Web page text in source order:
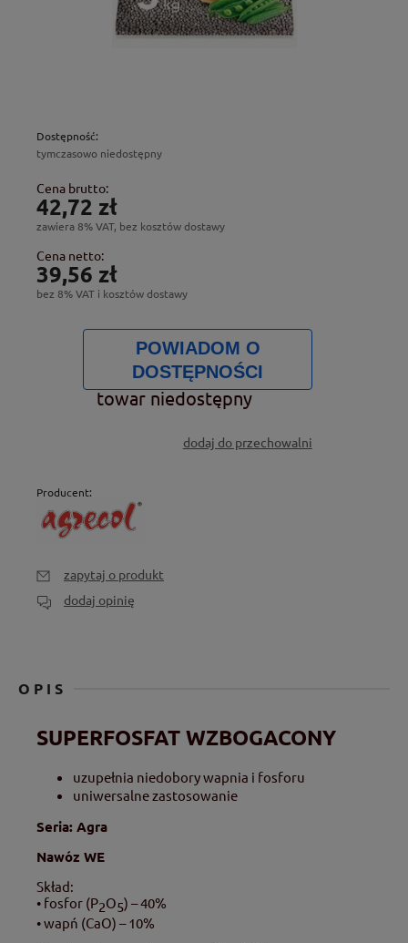
Dostępność:
tymczasowo niedostępny
Cena brutto:
42,72 zł
zawiera 8% VAT, bez kosztów dostawy
Cena netto:
39,56 zł
bez 8% VAT i kosztów dostawy
POWIADOM O
DOSTĘPNOŚCI
towar niedostępny
dodaj do przechowalni
Producent:
zapytaj o produkt
dodaj opinię
OPIS
SUPERFOSFAT WZBOGACONY
uzupełnia niedobory wapnia i fosforu
uniwersalne zastosowanie
Seria: Agra
Nawóz WE
Skład:
• fosfor (P2O5) – 40%
• wapń (CaO) – 10%